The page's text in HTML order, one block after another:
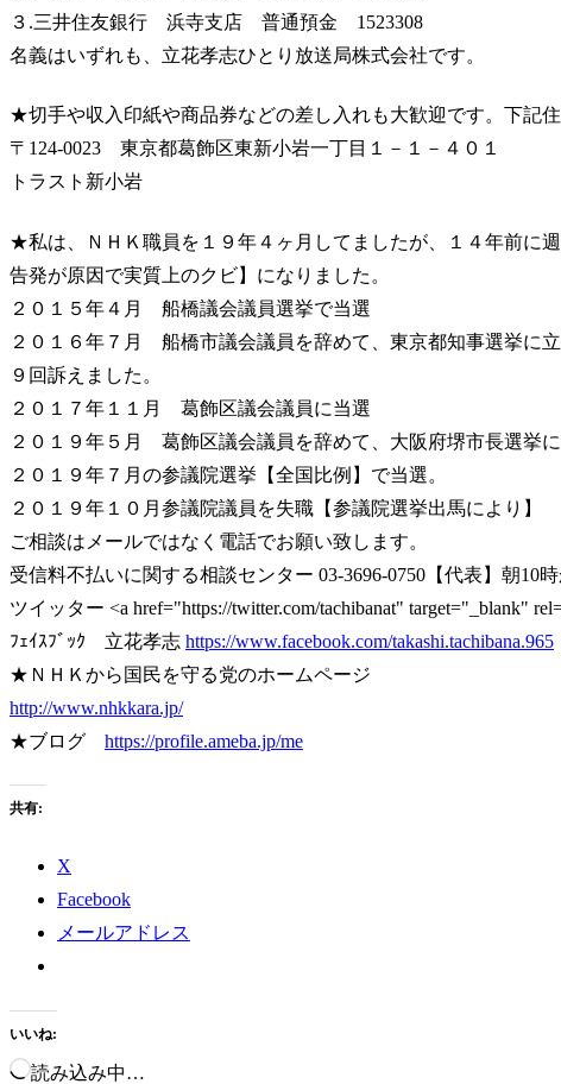
３.三井住友銀行 浜寺支店 普通預金 1523308
名義はいずれも、立花孝志ひとり放送局株式会社です。
★切手や収入印紙や商品券などの差し入れも大歓迎です。下記住
〒124-0023 東京都葛飾区東新小岩一丁目１－１－４０１
トラスト新小岩
★私は、ＮＨＫ職員を１９年４ヶ月してましたが、１４年前に
告発が原因で実質上のクビ】になりました。
２０１５年４月 船橋議会議員選挙で当選
２０１６年７月 船橋市議会議員を辞めて、東京都知事選挙に
９回訴えました。
２０１７年１１月 葛飾区議会議員に当選
２０１９年５月 葛飾区議会議員を辞めて、大阪府堺市長選挙
２０１９年７月の参議院選挙【全国比例】で当選。
２０１９年１０月参議院議員を失職【参議院選挙出馬により】
ご相談はメールではなく電話でお願い致します。
受信料不払いに関する相談センター 03-3696-0750【代表】朝10
ツイッター <a href="https://twitter.com/tachibanat" target="_blank"
ﾌｪｲｽﾌﾞｯｸ 立花孝志 https://www.facebook.com/takashi.tachibana.965
★ＮＨＫから国民を守る党のホームページ
http://www.nhkkara.jp/
★ブログ https://profile.ameba.jp/me
共有:
X
Facebook
メールアドレス
いいね:
読み込み中…